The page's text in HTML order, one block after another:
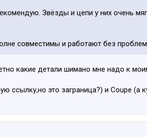
Звёзды и цепи у них очень
совместимы и работают без
какие детали шимано мне надо к
это заграница?) и Coupe (а